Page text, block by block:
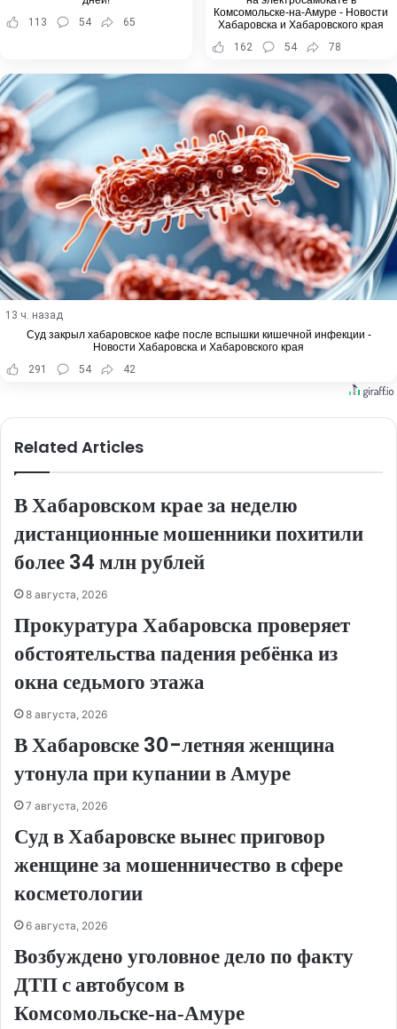
113
54 65
Комсомольске-на-Амуре - Новости
Хабаровска и Хабаровского края
162
54 78
13 ч. назад
Суд закрыл хабаровское кафе после вспышки кишечной инфекции -
Новости Хабаровска и Хабаровского края
291
54 42
Related Articles
В Хабаровском крае за неделю
дистанционные мошенники похитили
более 34 млн рублей
8 августа, 2026
Прокуратура Хабаровска проверяет
обстоятельства падения ребёнка из
окна седьмого этажа
8 августа, 2026
В Хабаровске 30-летняя женщина
утонула при купании в Амуре
7 августа, 2026
Суд в Хабаровске вынес приговор
женщине за мошенничество в сфере
косметологии
6 августа, 2026
Возбуждено уголовное дело по факту
ДТП с автобусом в
Комсомольске‑на‑Амуре